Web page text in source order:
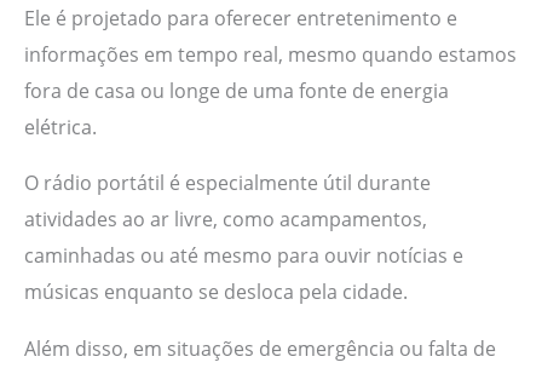
Ele é projetado para oferecer entretenimento e
informações em tempo real, mesmo quando estamos
fora de casa ou longe de uma fonte de energia
elétrica.
O rádio portátil é especialmente útil durante
atividades ao ar livre, como acampamentos,
caminhadas ou até mesmo para ouvir notícias e
músicas enquanto se desloca pela cidade.
Além disso, em situações de emergência ou falta de